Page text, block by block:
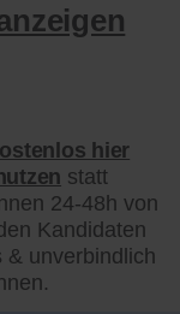
hier
statt
24-48h von
Kandidaten
& unverbindlich